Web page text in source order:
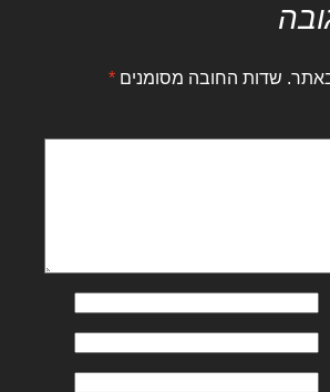
שדות החובה מסומנים *